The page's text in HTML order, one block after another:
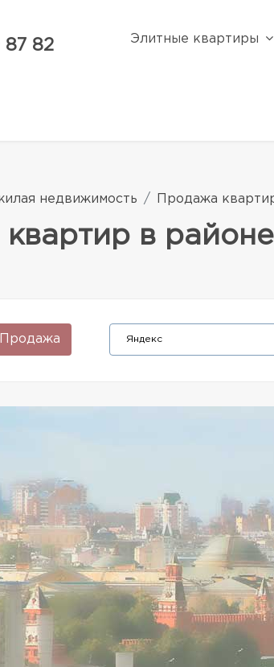
87 82 Элитные квартиры
недвижимость Продажа
квартир в
Продажа